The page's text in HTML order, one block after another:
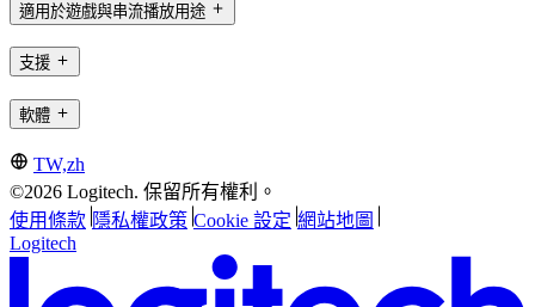
適用於遊戲與串流播放用途
支援
軟體
TW,zh
©2026 Logitech. 保留所有權利。
使用條款 隱私權政策 Cookie 設定 網站地圖
Logitech